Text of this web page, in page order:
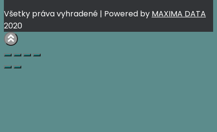
Všetky práva vyhradené | Powered by MAXIMA DATA
2020